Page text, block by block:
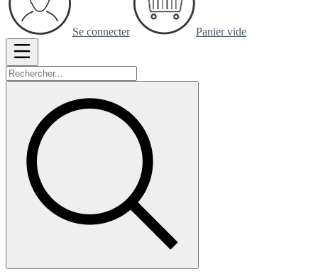
Se connecter Panier vide